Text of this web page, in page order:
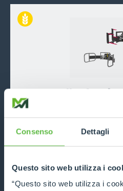
Consenso Dettagli
Questo sito web utilizza i
“Questo sito web utilizza i
Handler for